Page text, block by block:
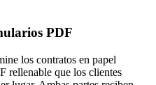
PDF
los contratos en papel
rellenable que los clientes